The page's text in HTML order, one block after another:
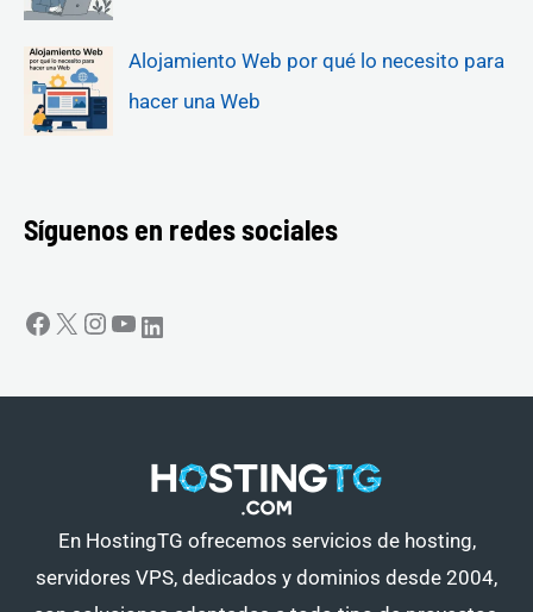
Alojamiento Web por qué lo necesito para
hacer una Web
Síguenos en redes sociales
En HostingTG ofrecemos servicios de hosting,
servidores VPS, dedicados y dominios desde 2004,